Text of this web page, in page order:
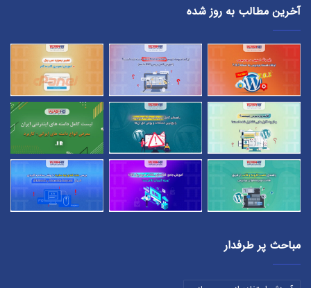
آخرین مطالب به روز شده
مباحث پر طرفدار